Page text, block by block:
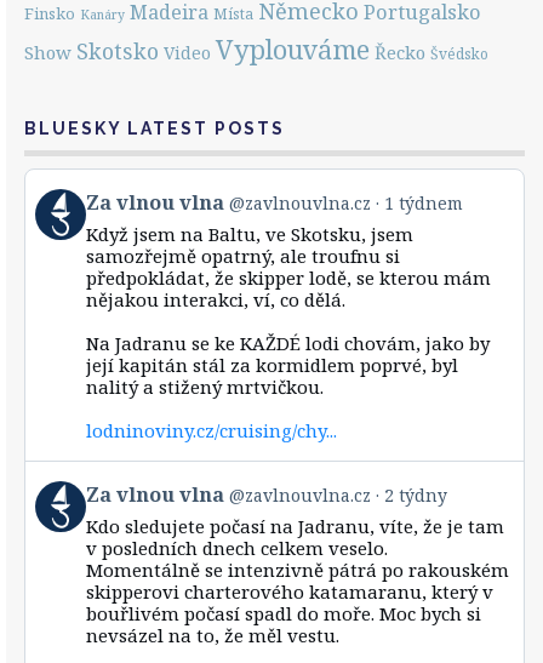
Finsko Kanáry Madeira Místa Německo Portugalsko
Show Skotsko Video Vyplouváme Řecko Švédsko
BLUESKY LATEST POSTS
View
post
by
Bluesky
Za vlnou vlna @zavlnouvlna.cz 1 týdnem
Když jsem na Baltu, ve Skotsku, jsem
samozřejmě opatrný, ale troufnu si
předpokládat, že skipper lodě, se kterou mám
nějakou interakci, ví, co dělá.
Na Jadranu se ke KAŽDÉ lodi chovám, jako by
její kapitán stál za kormidlem poprvé, byl
nalitý a stižený mrtvičkou.
lodninoviny.cz/cruising/chy...
View
post
by
Bluesky
Za vlnou vlna @zavlnouvlna.cz 2 týdny
Kdo sledujete počasí na Jadranu, víte, že je tam
v posledních dnech celkem veselo.
Momentálně se intenzivně pátrá po rakouském
skipperovi charterového katamaranu, který v
bouřlivém počasí spadl do moře. Moc bych si
nevsázel na to, že měl vestu.